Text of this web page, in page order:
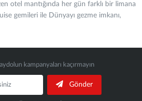
otel mantığında her gün farklı bir limana
gemileri ile Dünyayı gezme imkanı,
kampanyaları kaçırmayın
Gönder